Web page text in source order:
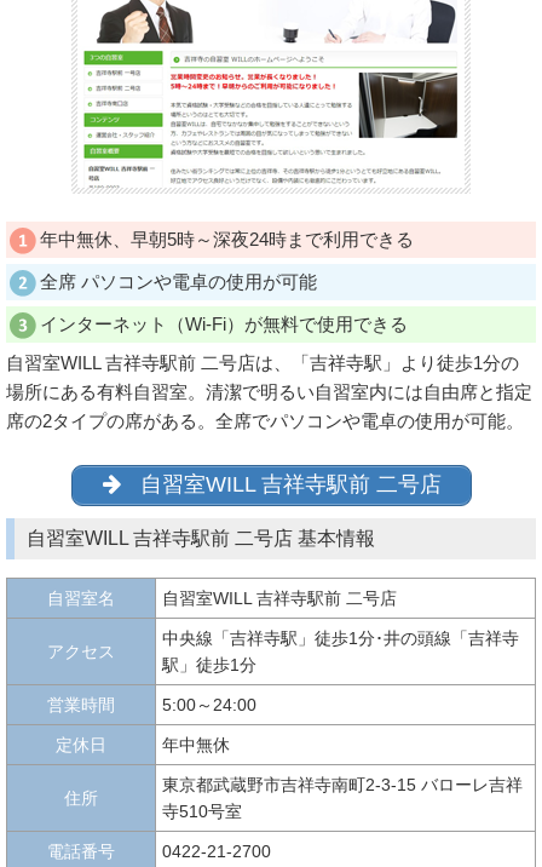
年中無休、早朝5時～深夜24時まで利用できる
全席 パソコンや電卓の使用が可能
インターネット（Wi-Fi）が無料で使用できる
自習室WILL 吉祥寺駅前 二号店は、「吉祥寺駅」より徒歩1分の
場所にある有料自習室。清潔で明るい自習室内には自由席と指定
席の2タイプの席がある。全席でパソコンや電卓の使用が可能。
自習室WILL 吉祥寺駅前 二号店
自習室WILL 吉祥寺駅前 二号店 基本情報
自習室名 自習室WILL 吉祥寺駅前 二号店
アクセス
中央線「吉祥寺駅」徒歩1分･井の頭線「吉祥寺
駅」徒歩1分
営業時間 5:00～24:00
定休日 年中無休
住所
東京都武蔵野市吉祥寺南町2-3-15 バローレ吉祥
寺510号室
電話番号 0422-21-2700